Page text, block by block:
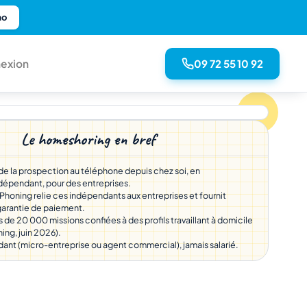
09 72 55 10 92
Le homeshoring en bref
la prospection au téléphone depuis chez soi, en
pour des entreprises.
relie ces indépendants aux entreprises et fournit
de paiement.
de 20 000 missions confiées à des profils travaillant à domicile
juin 2026).
(micro-entreprise ou agent commercial), jamais salarié.